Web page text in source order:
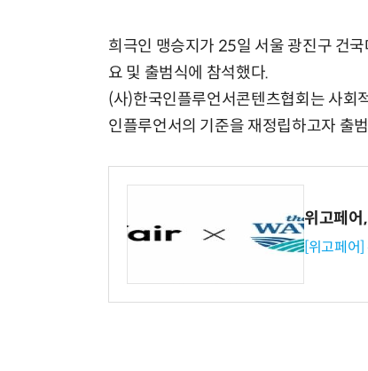
희극인 맹승지가 25일 서울 광진구 건
요 및 출범식에 참석했다.
(사)한국인플루언서콘텐츠협회는 사회
인플루언서의 기준을 재정립하고자 출
위고페
[위고페어